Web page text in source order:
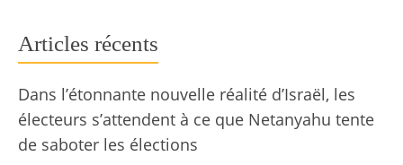
Articles récents
Dans l’étonnante nouvelle réalité d’Israël, les
électeurs s’attendent à ce que Netanyahu tente
de saboter les élections